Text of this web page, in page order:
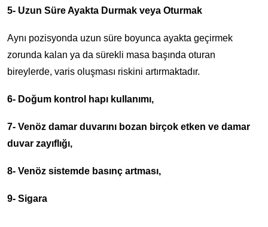
5- Uzun Süre Ayakta Durmak veya Oturmak
Aynı pozisyonda uzun süre boyunca ayakta geçirmek
zorunda kalan ya da sürekli masa başında oturan
bireylerde, varis oluşması riskini artırmaktadır.
6- Doğum kontrol hapı kullanımı,
7- Venöz damar duvarını bozan birçok etken ve damar
duvar zayıflığı,
8- Venöz sistemde basınç artması,
9- Sigara